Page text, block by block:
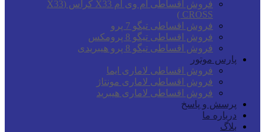
فروش اقساطی ام وی ام X33 کراس (X33
CROSS )
فروش اقساطی تیگو 7 پرو
فروش اقساطی تیگو 8 پرومکس
فروش اقساطی تیگو 8 پرو هیبریدی
پارس موتور
فروش اقساطی لاماری ایما
فروش اقساطی لاماری مونتاژ
فروش اقساطی لاماری هیبرید
پرسش و پاسخ
درباره ما
بلاگ